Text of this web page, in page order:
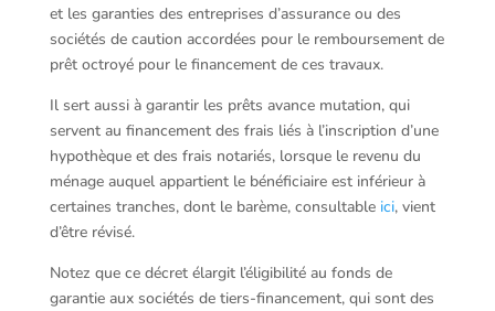
et les garanties des entreprises d’assurance ou des
sociétés de caution accordées pour le remboursement de
prêt octroyé pour le financement de ces travaux.
Il sert aussi à garantir les prêts avance mutation, qui
servent au financement des frais liés à l’inscription d’une
hypothèque et des frais notariés, lorsque le revenu du
ménage auquel appartient le bénéficiaire est inférieur à
certaines tranches, dont le barème, consultable ici, vient
d’être révisé.
Notez que ce décret élargit l’éligibilité au fonds de
garantie aux sociétés de tiers-financement, qui sont des